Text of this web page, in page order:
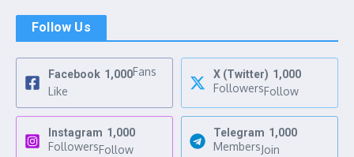
Follow Us
Facebook 1,000Fans
Like
X (Twitter) 1,000
FollowersFollow
Instagram 1,000
FollowersFollow
Telegram 1,000
MembersJoin